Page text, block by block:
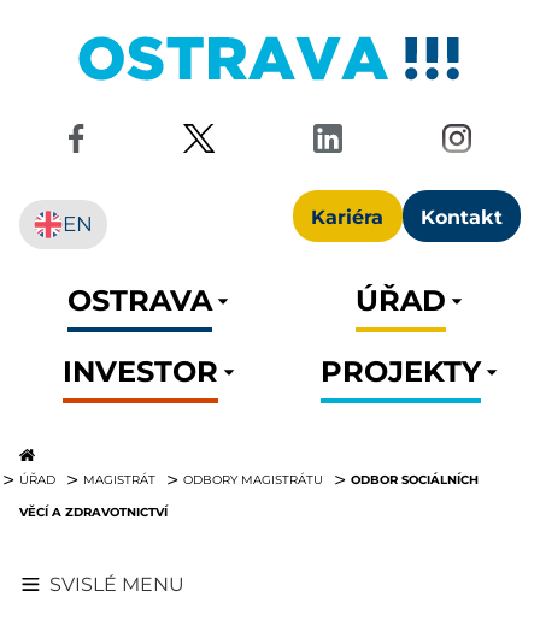
Kariéra Kontakt
EN
OSTRAVA
ÚŘAD
INVESTOR
PROJEKTY
ÚŘAD MAGISTRÁT ODBORY MAGISTRÁTU
ODBOR SOCIÁLNÍCH
VĚCÍ A ZDRAVOTNICTVÍ
SVISLÉ MENU